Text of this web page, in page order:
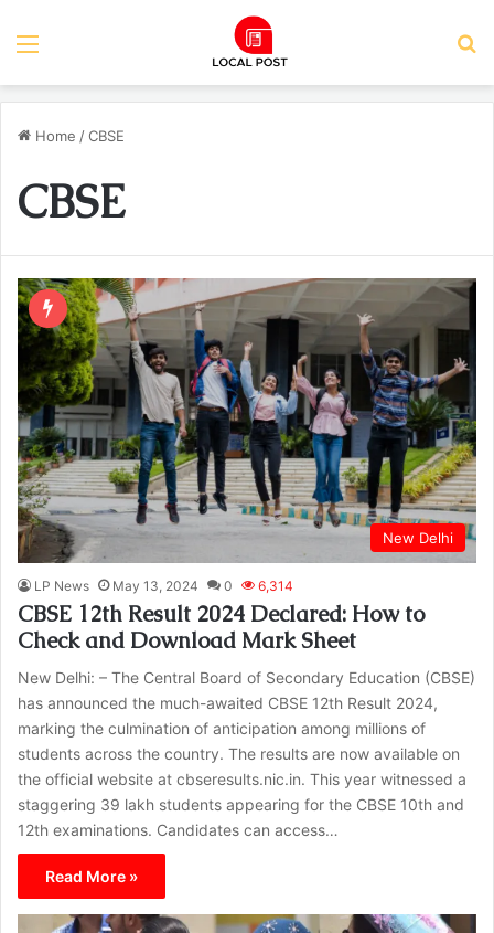
Home /CBSE
CBSE
New Delhi
LP News May 13, 2024 0 6,314
CBSE 12th Result 2024 Declared: How to
Check and Download Mark Sheet
New Delhi: – The Central Board of Secondary Education (CBSE)
has announced the much-awaited CBSE 12th Result 2024,
marking the culmination of anticipation among millions of
students across the country. The results are now available on
the official website at cbseresults.nic.in. This year witnessed a
staggering 39 lakh students appearing for the CBSE 10th and
12th examinations. Candidates can access…
Read More »